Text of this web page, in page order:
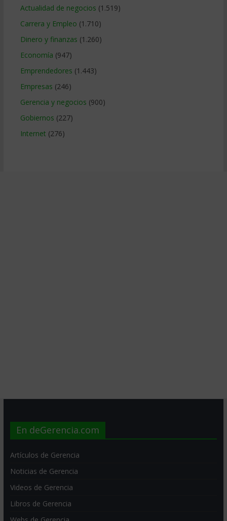
Actualidad de negocios (1.519)
Carrera y Empleo (1.710)
Dinero y finanzas (1.260)
Economía (947)
Emprendedores (1.443)
Empresas (246)
Gerencia y negocios (900)
Gobiernos (227)
Internet (276)
En deGerencia.com
Artículos de Gerencia
Noticias de Gerencia
Videos de Gerencia
Libros de Gerencia